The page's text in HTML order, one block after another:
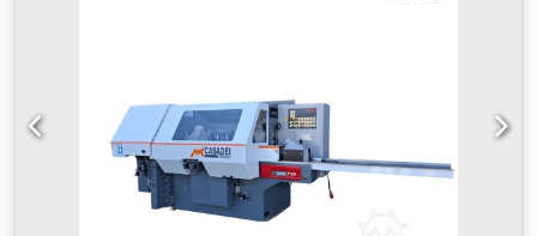
lubricación para la mesa de trabajo Presión: 6 atm.
Elevación eléctrica del cuerpo de la máquina Alimentación: